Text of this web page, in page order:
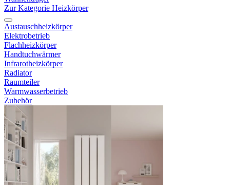
Zur Kategorie Heizkörper
Austauschheizkörper
Elektrobetrieb
Flachheizkörper
Handtuchwärmer
Infrarotheizkörper
Radiator
Raumteiler
Warmwasserbetrieb
Zubehör